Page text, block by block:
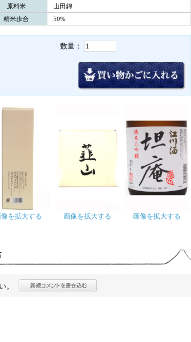
原料米
山田錦
精米歩合
50%
数量：
を拡大する 画像を拡大する 画像を拡大する
。